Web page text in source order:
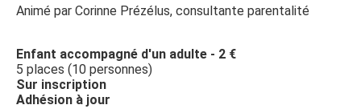
Animé par Corinne Prézélus, consultante parentalité
Enfant accompagné d'un adulte - 2 €
5 places (10 personnes)
Sur inscription
Adhésion à jour